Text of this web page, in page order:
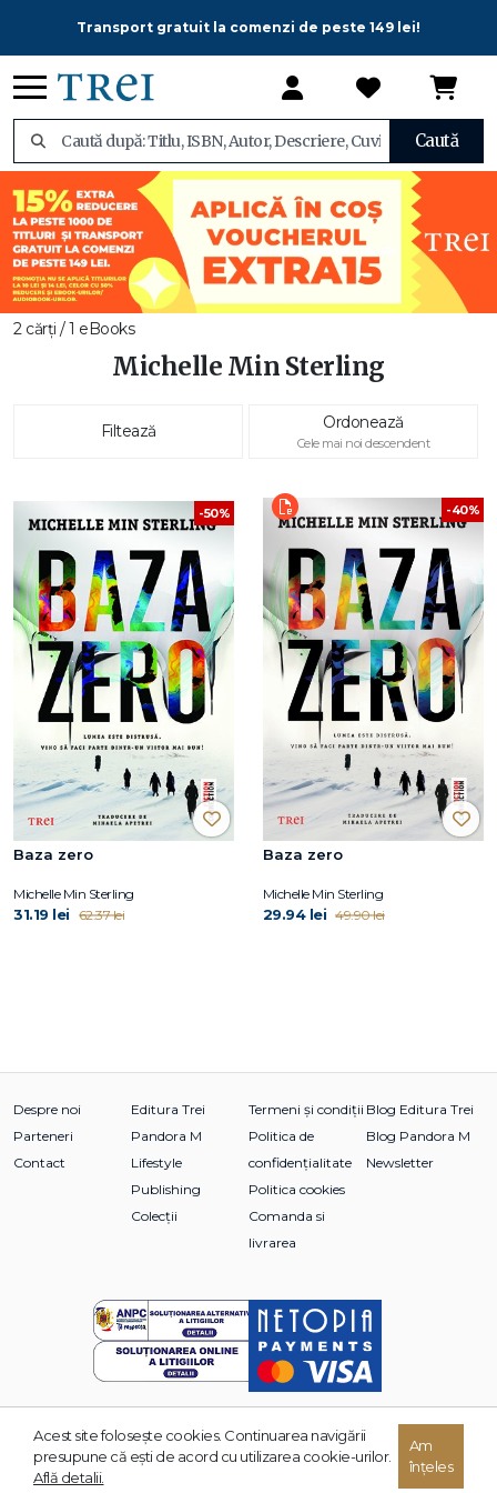
Transport gratuit la comenzi de peste 149 lei!
Caută
2 cărți / 1 eBooks
Michelle Min Sterling
Filtează Ordonează
Cele mai noi descendent
-50%
Baza zero
Michelle Min Sterling
31.19 lei 62.37 lei
-40%
Baza zero
Michelle Min Sterling
29.94 lei 49.90 lei
Despre noi
Parteneri
Contact
Editura Trei
Pandora M
Lifestyle
Publishing
Colecții
Termeni și condiții
Politica de
confidențialitate
Politica cookies
Comanda si
livrarea
Blog Editura Trei
Blog Pandora M
Newsletter
© 2026 Grupul Editorial TREI. Toate drepturile rezervate.
Acest site foloseşte cookies. Continuarea navigării
presupune că eşti de acord cu utilizarea cookie-urilor.
Află detalii.
Am
înțeles